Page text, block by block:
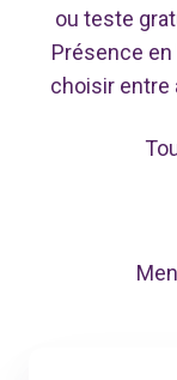
ou teste
Présence
choisir entre